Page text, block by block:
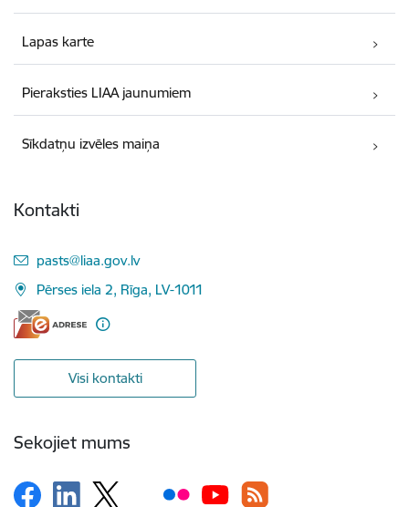
Lapas karte
Pieraksties LIAA jaunumiem
Sīkdatņu izvēles maiņa
Kontakti
E-pasts:
pasts@liaa.gov.lv
Pērses iela 2, Rīga, LV-1011
Visi kontakti
Sekojiet mums